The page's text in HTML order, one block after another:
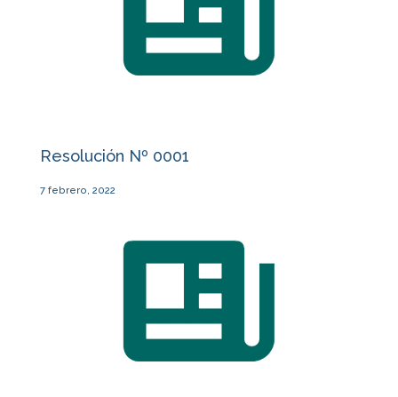
Resolución Nº 0001
7 febrero, 2022